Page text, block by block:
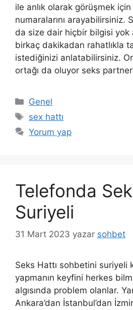
ile anlık olarak görüşmek
numaralarını arayabilirsiniz.
da size dair hiçbir bilgisi yok
birkaç dakikadan rahatlıkla
istediğinizi anlatabilirsiniz.
ortağı da oluyor seks
Kategoriler
Genel
Etiketler
sex hattı
Yorum yap
Telefonda
Suriyeli
31 Mart 2023 yazar sohbet
Seks Hattı sohbetini suriyeli
yapmanın keyfini herkes
algısında problem olanlar.
Ankara’dan İstanbul’dan